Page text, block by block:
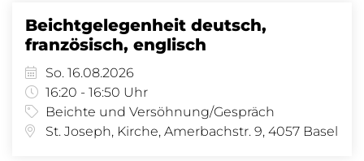
Beichtgelegenheit deutsch,
französisch, englisch
So. 16.08.2026
16:20 - 16:50 Uhr
Beichte und Versöhnung/Gespräch
St. Joseph, Kirche, Amerbachstr. 9, 4057 Basel